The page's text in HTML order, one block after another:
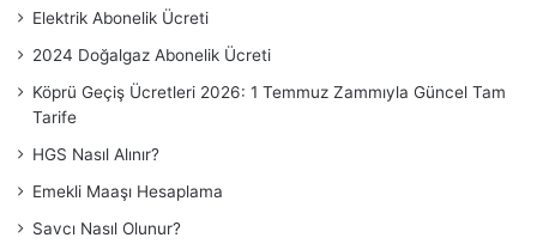
Elektrik Abonelik Ücreti
2024 Doğalgaz Abonelik Ücreti
Köprü Geçiş Ücretleri 2026: 1 Temmuz Zammıyla Güncel Tam
Tarife
HGS Nasıl Alınır?
Emekli Maaşı Hesaplama
Savcı Nasıl Olunur?